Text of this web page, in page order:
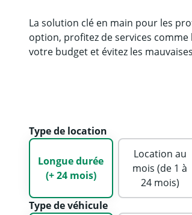
La solution clé en main pour les
option, profitez de services comme
votre budget et évitez les
Type de location
Longue durée
(+ 24 mois)
Location au
mois (de 1 à
24 mois)
Type de véhicule